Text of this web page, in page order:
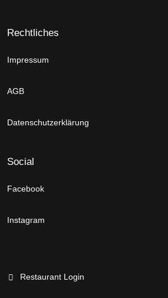
Rechtliches
Impressum
AGB
Datenschutzerklärung
Social
Facebook
Instagram
Restaurant Login